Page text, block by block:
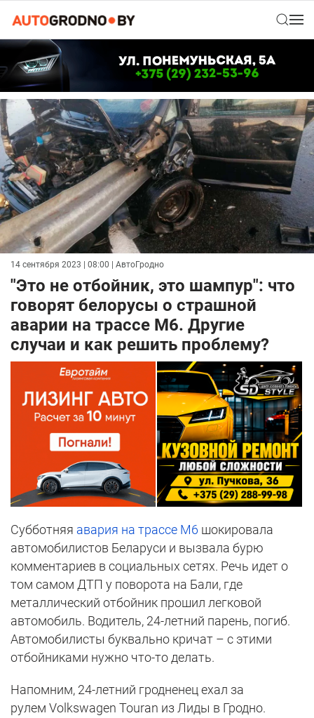
14 сентября 2023 | 08:00 | АвтоГродно
"Это не отбойник, это шампур": что
говорят белорусы о страшной
аварии на трассе М6. Другие
случаи и как решить проблему?
Субботняя авария на трассе М6 шокировала
автомобилистов Беларуси и вызвала бурю
комментариев в социальных сетях. Речь идет о
том самом ДТП у поворота на Бали, где
металлический отбойник прошил легковой
автомобиль. Водитель, 24-летний парень, погиб.
Автомобилисты буквально кричат – с этими
отбойниками нужно что-то делать.
Напомним, 24-летний гродненец ехал за
рулем Volkswagen Touran из Лиды в Гродно.